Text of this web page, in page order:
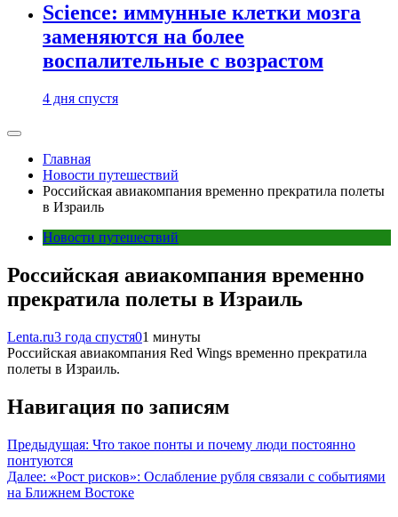
Science: иммунные клетки мозга
заменяются на более
воспалительные с возрастом
4 дня спустя
Главная
Новости путешествий
Российская авиакомпания временно прекратила полеты
в Израиль
Новости путешествий
Российская авиакомпания временно
прекратила полеты в Израиль
Lenta.ru3 года спустя01 минуты
Российская авиакомпания Red Wings временно прекратила
полеты в Израиль.
Навигация по записям
Предыдущая: Что такое понты и почему люди постоянно
понтуются
Далее: «Рост рисков»: Ослабление рубля связали с событиями
на Ближнем Востоке